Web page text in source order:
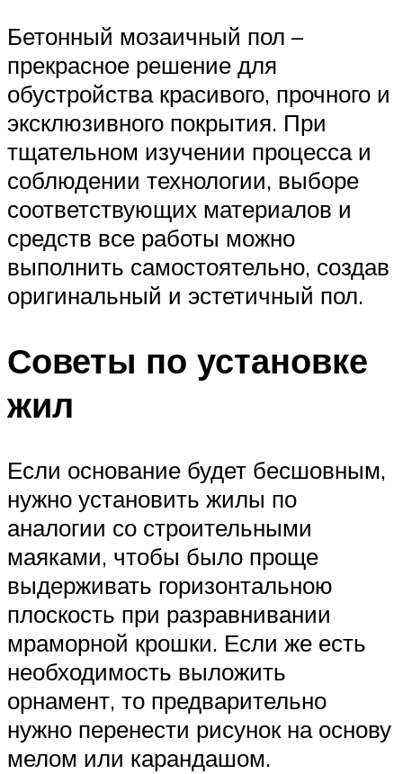
Бетонный мозаичный пол –
прекрасное решение для
обустройства красивого, прочного и
эксклюзивного покрытия. При
тщательном изучении процесса и
соблюдении технологии, выборе
соответствующих материалов и
средств все работы можно
выполнить самостоятельно, создав
оригинальный и эстетичный пол.
Советы по установке
жил
Если основание будет бесшовным,
нужно установить жилы по
аналогии со строительными
маяками, чтобы было проще
выдерживать горизонтальною
плоскость при разравнивании
мраморной крошки. Если же есть
необходимость выложить
орнамент, то предварительно
нужно перенести рисунок на основу
мелом или карандашом.